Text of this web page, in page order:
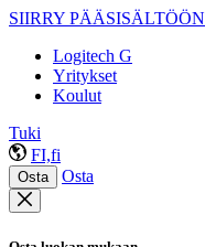
SIIRRY PÄÄSISÄLTÖÖN
Logitech G
Yritykset
Koulut
Tuki
FI,fi
Osta Osta